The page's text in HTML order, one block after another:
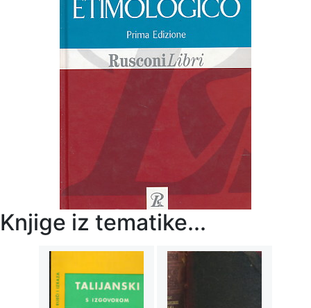
Knjige iz tematike...